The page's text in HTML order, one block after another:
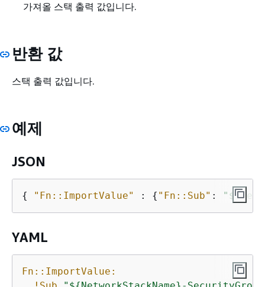
가져올 스택 출력 값입니다.
반환 값
스택 출력 값입니다.
예제
JSON
{ "Fn::ImportValue" : { "Fn::Sub" : "$ {
YAML
Fn::ImportValue: